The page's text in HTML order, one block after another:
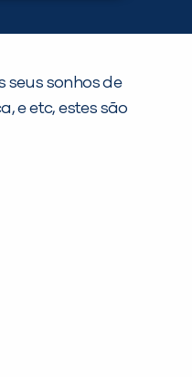
sonhos de
e etc, estes são